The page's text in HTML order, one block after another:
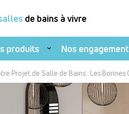
de bains à vivre
produits Nos
Projet de Salle de Bains : Les Bonnes